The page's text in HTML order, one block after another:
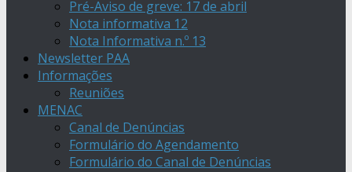
Pré-Aviso de greve: 17 de abril
Nota informativa 12
Nota Informativa n.º 13
Newsletter PAA
Informações
Reuniões
MENAC
Canal de Denúncias
Formulário do Agendamento
Formulário do Canal de Denúncias